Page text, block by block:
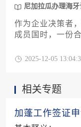
尼加拉瓜办理海牙
作为企业决策者
成员国时，一份
份关于在尼加拉
类型商业文件（
关键法律程序，
2025-12-05
相关专题
加蓬工作签证